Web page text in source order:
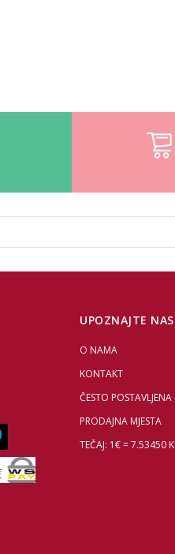
UPOZNAJTE NAS
O NAMA
KONTAKT
ČESTO
PRODAJNA MJESTA
TEČAJ: 1€ = 7.53450